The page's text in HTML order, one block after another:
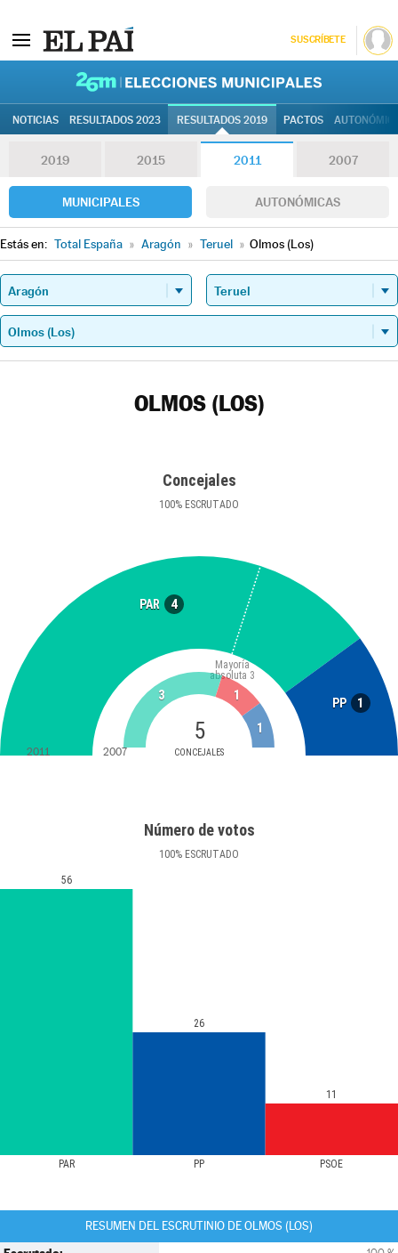
SUSCRÍBETE
NOTICIAS RESULTADOS 2023 RESULTADOS 2019 PACTOS
2019 2015 2011 2007
MUNICIPALES AUTONÓMICAS
Estás en: Total España » Aragón » Teruel » Olmos (Los)
OLMOS (LOS)
Concejales
100% ESCRUTADO
PAR 4
PP 1
5
CONCEJALES
Mayoría
absoluta 3
3 1
1
2011 2007
Número de votos
100% ESCRUTADO
PAR PP PSOE
56
26
11
RESUMEN DEL ESCRUTINIO DE OLMOS (LOS)